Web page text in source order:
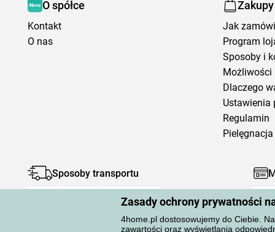
Zasady ochrony prywatności
4home.pl dostosowujemy do Ciebie.
zawartości oraz wyświetlania
O spółce
Kontakt
O nas
Zakupy
Jak
Program
Sposoby i
Możliwości
Dlaczego
Ustawienia
Regulamin
Sposoby transportu